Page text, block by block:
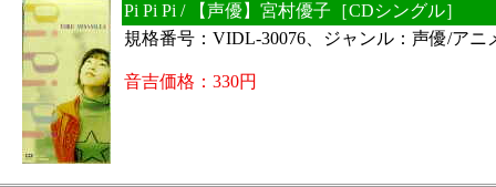
Pi Pi Pi / 【声優】宮村優子［CDシングル］
規格番号：VIDL-30076、ジャンル：声優/アニ
音吉価格：330円